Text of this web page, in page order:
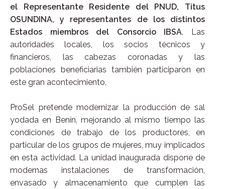
el Representante Residente del PNUD, Titus
OSUNDINA, y representantes de los distintos
Estados miembros del Consorcio IBSA. Las
autoridades locales, los socios técnicos y
financieros, las cabezas coronadas y las
poblaciones beneficiarias también participaron en
este gran acontecimiento.
ProSel pretende modernizar la producción de sal
yodada en Benín, mejorando al mismo tiempo las
condiciones de trabajo de los productores, en
particular de los grupos de mujeres, muy implicados
en esta actividad. La unidad inaugurada dispone de
modernas instalaciones de transformación,
envasado y almacenamiento que cumplen las